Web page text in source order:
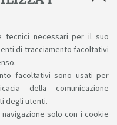
tecnici necessari per il suo
di tracciamento facoltativi
facoltativi sono usati per
della comunicazione
degli utenti.
solo con i cookie
in caso di
e